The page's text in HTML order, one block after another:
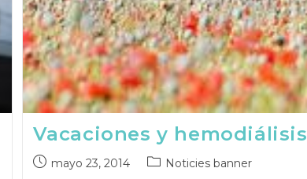
Vacaciones y hemodiálisis
Publicación
mayo 23, 2014
Categoría
Noticies banner